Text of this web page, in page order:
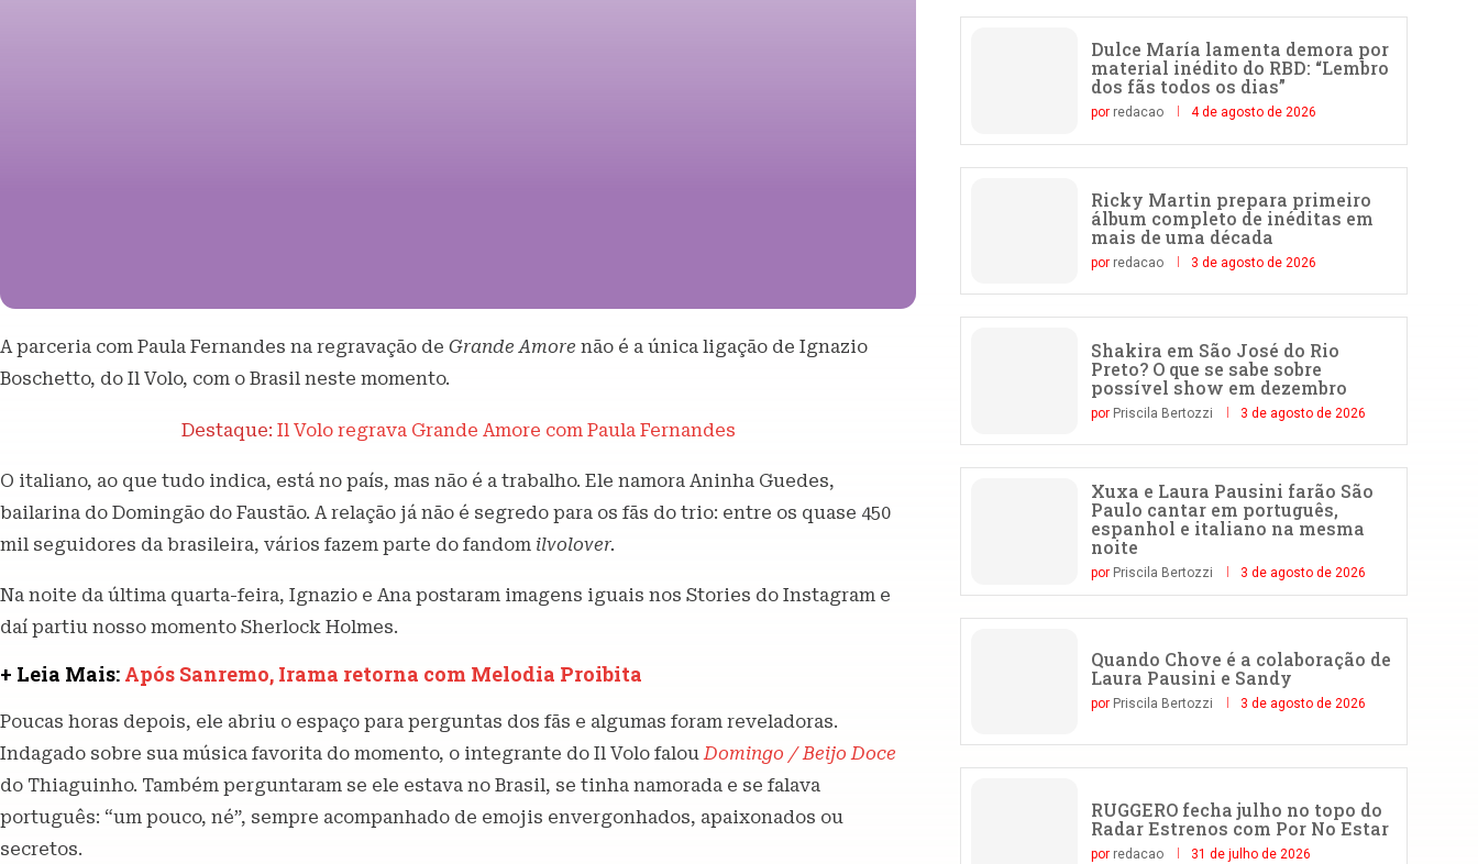
A parceria com Paula Fernandes na regravação de Grande Amore não é a única ligação de Ignazio
Boschetto, do Il Volo, com o Brasil neste momento.
Destaque: Il Volo regrava Grande Amore com Paula Fernandes
O italiano, ao que tudo indica, está no país, mas não é a trabalho. Ele namora Aninha Guedes,
bailarina do Domingão do Faustão. A relação já não é segredo para os fãs do trio: entre os quase 450
mil seguidores da brasileira, vários fazem parte do fandom ilvolover.
Na noite da última quarta-feira, Ignazio e Ana postaram imagens iguais nos Stories do Instagram e
daí partiu nosso momento Sherlock Holmes.
+ Leia Mais: Após Sanremo, Irama retorna com Melodia Proibita
Poucas horas depois, ele abriu o espaço para perguntas dos fãs e algumas foram reveladoras.
Indagado sobre sua música favorita do momento, o integrante do Il Volo falouDomingo / Beijo Doce
do Thiaguinho. Também perguntaram se ele estava no Brasil, se tinha namorada e se falava
português: “um pouco, né”, sempre acompanhado de emojis envergonhados, apaixonados ou
secretos.
Dulce María lamenta demora por
material inédito do RBD: “Lembro
dos fãs todos os dias”
por redacao 4 de agosto de 2026
Ricky Martin prepara primeiro
álbum completo de inéditas em
mais de uma década
por redacao 3 de agosto de 2026
Shakira em São José do Rio
Preto? O que se sabe sobre
possível show em dezembro
por Priscila Bertozzi 3 de agosto de 2026
Xuxa e Laura Pausini farão São
Paulo cantar em português,
espanhol e italiano na mesma
noite
por Priscila Bertozzi 3 de agosto de 2026
Quando Chove é a colaboração de
Laura Pausini e Sandy
por Priscila Bertozzi 3 de agosto de 2026
RUGGERO fecha julho no topo do
Radar Estrenos com Por No Estar
por redacao 31 de julho de 2026